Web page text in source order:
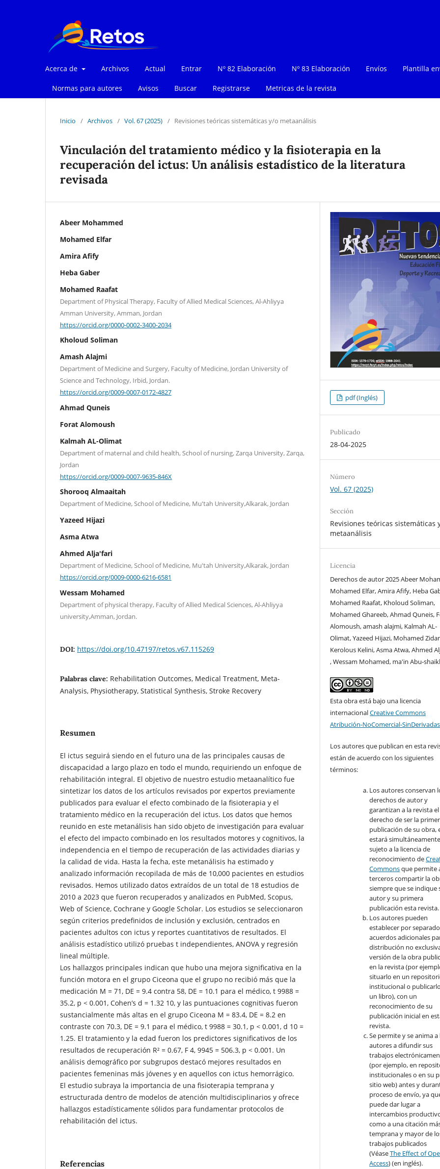
Acerca de Archivos Actual Entrar Nº 82 Elaboración Nº 83 Elaboración Envíos Plantilla
Normas para autores Avisos Buscar Registrarse Metricas de la revista
Inicio / Archivos / Vol. 67 (2025) / Revisiones teóricas sistemáticas y/o metaanálisis
Vinculación del tratamiento médico y la fisioterapia en la
recuperación del ictus: Un análisis estadístico de la literatura
revisada
Abeer Mohammed
Mohamed Elfar
Amira Afify
Heba Gaber
Mohamed Raafat
Department of Physical Therapy, Faculty of Allied Medical Sciences, Al-Ahliyya
Amman University, Amman, Jordan
https://orcid.org/0000-0002-3400-2034
Kholoud Soliman
Amash Alajmi
Department of Medicine and Surgery, Faculty of Medicine, Jordan University of
Science and Technology, Irbid, Jordan.
https://orcid.org/0009-0007-0172-4827
Ahmad Quneis
Forat Alomoush
Kalmah AL-Olimat
Department of maternal and child health, School of nursing, Zarqa University, Zarqa,
Jordan
https://orcid.org/0009-0007-9635-846X
Shorooq Almaaitah
Department of Medicine, School of Medicine, Mu'tah University,Alkarak, Jordan
Yazeed Hijazi
Asma Atwa
Ahmed Alja'fari
Department of Medicine, School of Medicine, Mu'tah University,Alkarak, Jordan
https://orcid.org/0009-0000-6216-6581
Wessam Mohamed
Department of physical therapy, Faculty of Allied Medical Sciences, Al-Ahliyya
university,Amman, Jordan.
DOI: https://doi.org/10.47197/retos.v67.115269
Palabras clave: Rehabilitation Outcomes, Medical Treatment, Meta-
Analysis, Physiotherapy, Statistical Synthesis, Stroke Recovery
Resumen
El ictus seguirá siendo en el futuro una de las principales causas de
discapacidad a largo plazo en todo el mundo, requiriendo un enfoque de
rehabilitación integral. El objetivo de nuestro estudio metaanalítico fue
sintetizar los datos de los artículos revisados por expertos previamente
publicados para evaluar el efecto combinado de la fisioterapia y el
tratamiento médico en la recuperación del ictus. Los datos que hemos
reunido en este metanálisis han sido objeto de investigación para evaluar
el efecto del impacto combinado en los resultados motores y cognitivos, la
independencia en el tiempo de recuperación de las actividades diarias y
la calidad de vida. Hasta la fecha, este metanálisis ha estimado y
analizado información recopilada de más de 10,000 pacientes en estudios
revisados. Hemos utilizado datos extraídos de un total de 18 estudios de
2010 a 2023 que fueron recuperados y analizados en PubMed, Scopus,
Web of Science, Cochrane y Google Scholar. Los estudios se seleccionaron
según criterios predefinidos de inclusión y exclusión, centrados en
pacientes adultos con ictus y reportes cuantitativos de resultados. El
análisis estadístico utilizó pruebas t independientes, ANOVA y regresión
lineal múltiple.
Los hallazgos principales indican que hubo una mejora significativa en la
función motora en el grupo Ciceona que el grupo no recibió más que la
medicación M = 71, DE = 9.4 contra 58, DE = 10.1 para el médico, t 9988 =
35.2, p < 0.001, Cohen’s d = 1.32 10, y las puntuaciones cognitivas fueron
sustancialmente más altas en el grupo Ciceona M = 83.4, DE = 8.2 en
contraste con 70.3, DE = 9.1 para el médico, t 9988 = 30.1, p < 0.001, d 10 =
1.25. El tratamiento y la edad fueron los predictores significativos de los
resultados de recuperación R² = 0.67, F 4, 9945 = 506.3, p < 0.001. Un
análisis demográfico por subgrupos destacó mejores resultados en
pacientes femeninas más jóvenes y en aquellos con ictus hemorrágico.
El estudio subraya la importancia de una fisioterapia temprana y
estructurada dentro de modelos de atención multidisciplinarios y ofrece
hallazgos estadísticamente sólidos para fundamentar protocolos de
rehabilitación del ictus.
Referencias
pdf (Inglés)
Publicado
28-04-2025
Número
Vol. 67 (2025)
Sección
Revisiones teóricas sistemáticas
metaanálisis
Licencia
Derechos de autor 2025 Abeer
Mohamed Elfar, Amira Afify, Heba
Mohamed Raafat, Kholoud Soliman,
Mohamed Ghareeb, Ahmad Quneis,
Alomoush, amash alajmi, Kalmah AL-
Olimat, Yazeed Hijazi, Mohamed
Kerolous Kelini, Asma Atwa, Ahmed
, Wessam Mohamed, ma'in Abu-
Esta obra está bajo una licencia
internacionalCreative Commons
Atribución-NoComercial-
Los autores que publican en esta
están de acuerdo con los siguientes
términos:
Los autores conservan
derechos de autor y
garantizan a la revista el
derecho de ser la
publicación de su obra,
estará simultáneamente
sujeto a la licencia de
reconocimiento de
Commonsque permite
terceros compartir la
siempre que se indique
autor y su primera
publicación esta revista.
Los autores pueden
establecer por separado
acuerdos adicionales
distribución no
versión de la obra
en la revista (por
situarlo en un
institucional o
un libro), con un
reconocimiento de su
publicación inicial en
revista.
Se permite y se anima a
autores a difundir sus
trabajos
(por ejemplo, en
institucionales o en su
sitio web) antes y
proceso de envío, ya
puede dar lugar a
intercambios
como a una citación
temprana y mayor de
trabajos publicados
(VéaseThe Effect of
Access) (en inglés).